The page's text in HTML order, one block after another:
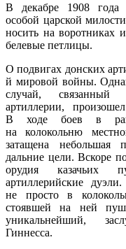
В декабре 1908 года
особой царской
носить на воротниках
белевые петлицы.
О подвигах донских
й мировой войны.
случай, связанный
артиллерии,
В ходе боев в
на колокольню
затащена небольшая
дальние цели. Вскоре
орудия казачьих
артиллерийские
не просто в
стоявшей на ней
уникальнейший,
Гиннесса.